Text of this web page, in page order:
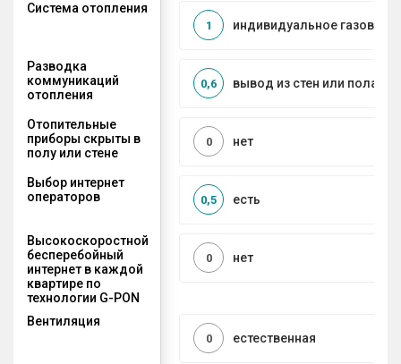
Система отопления
индивидуальное газовое
1
Разводка
коммуникаций
отопления
вывод из стен или пола
0,6
Отопительные
приборы скрыты в
полу или стене
нет
0
Выбор интернет
операторов
есть
0,5
Высокоскоростной
бесперебойный
интернет в каждой
квартире по
технологии G-PON
нет
0
Вентиляция
естественная
0